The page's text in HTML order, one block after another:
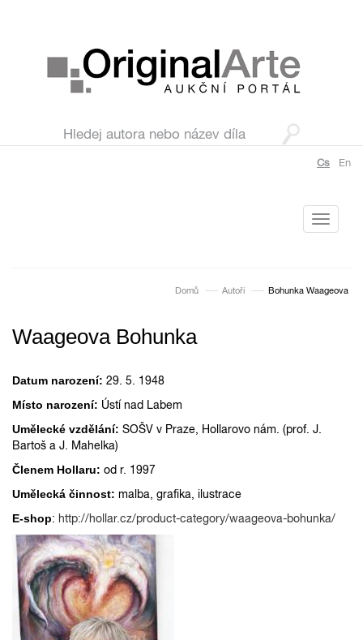
Cs En
Toggle
Domů Autoři Bohunka Waageova
Waageova Bohunka
Datum narození: 29. 5. 1948
Místo narození: Ústí nad Labem
Umělecké vzdělání: SOŠV v Praze, Hollarovo nám. (prof. J.
Bartoš a J. Mahelka)
Členem Hollaru: od r. 1997
Umělecká činnost: malba, grafika, ilustrace
E-shop: http://hollar.cz/product-category/waageova-bohunka/